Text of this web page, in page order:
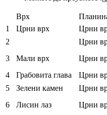
Врх
1
Црни врх Црни
2
Црни
3
Мали врх Црни
4
Грабовита глава Црни
5
Зелени камен Црни
6
Лисин лаз Црни